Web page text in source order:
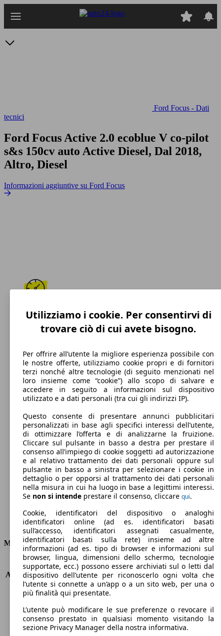
Ford Focus - Dati
tecnici
Ford Focus Active 2.0 ecoblue V co-pilot
s&s 150cv auto Active Diesel, Dal 2018,
Altro, Diesel
Informazioni aggiuntive su Ford Focus
205 km/h
Velocità massima
Diesel
Carburante
114 g/km
Emissioni di CO2 (combinato)*
Consumi
Motore e Prestazioni
KW (PS)
110 kW (150 PS)
Accelerazione (0-100 km/h)
9.3s
Velocità massima (km/h)
205 km/h
Numero di marce
8
Coppia
370 nm
Cilindrata
1996 ccm
Carburante
Diesel
Utilizziamo i cookie. Per consentirvi di
trovare ciò di cui avete bisogno.
Per offrire all’utente la migliore esperienza possibile con
le nostre offerte, utilizziamo cookie propri e di fornitori
terzi nonché altre tecnologie (di seguito menzionati nel
loro insieme come “cookie”) allo scopo di salvare e
accedere in seguito a informazioni sul dispositivo
utilizzato e a dati personali (tra cui gli indirizzi IP).
Questo consente di presentare annunci pubblicitari
personalizzati in base agli specifici interessi dell’utente,
di ottimizzare l’offerta e di analizzarne la fruizione.
Cliccare sul pulsante in basso a destra per prestare il
consenso all’impiego di cookie soggetti ad autorizzazione
e al relativo trattamento dei dati personali oppure sul
pulsante in basso a sinistra per selezionare i cookie in
dettaglio o per opporsi al trattamento dei dati personali
nella misura in cui ha luogo in base a legittimi interessi.
Se non si intende prestare il consenso, cliccare qui.
Cookie, identificatori del dispositivo o analoghi
identificatori online (ad es. identificatori basati
sull’accesso, identificatori assegnati casualmente,
identificatori basati sulla rete) insieme ad altre
informazioni (ad es. tipo di browser e informazioni sul
browser, lingua, dimensioni dello schermo, tecnologie
supportate, ecc.) possono essere archiviati sul o letti dal
dispositivo dell’utente per riconoscerlo ogni volta che
l’utente si connette a un’app o a un sito web, per una o
più finalità qui presentate.
L’utente può modificare le sue preferenze o revocare il
consenso prestato in qualsiasi momento visitando la
sezione Privacy Manager della nostra informativa.